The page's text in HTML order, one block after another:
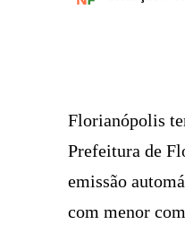
Florianópolis
Prefeitura de
emissão
com menor